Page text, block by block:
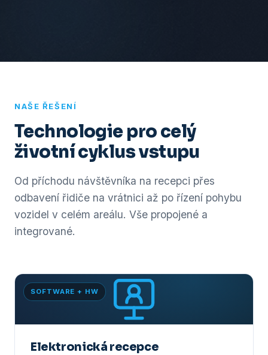
NAŠE ŘEŠENÍ
Technologie pro celý
životní cyklus vstupu
Od příchodu návštěvníka na recepci přes
odbavení řidiče na vrátnici až po řízení pohybu
vozidel v celém areálu. Vše propojené a
integrované.
SOFTWARE + HW
Elektronická recepce